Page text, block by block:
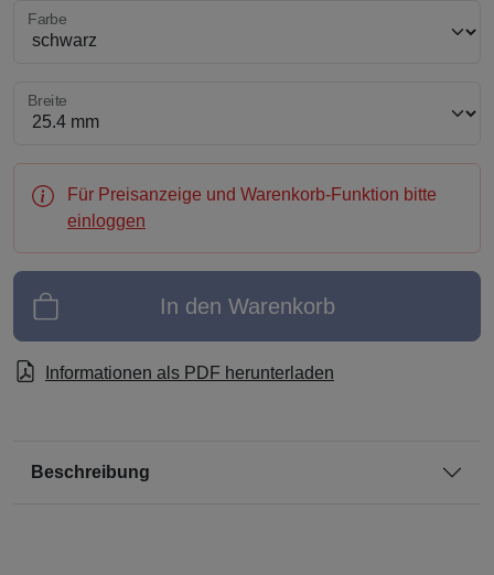
Farbe wählen
Farbe
Breite wählen
Breite
Für Preisanzeige und Warenkorb-Funktion bitte
einloggen
In den Warenkorb
Informationen als PDF herunterladen
Beschreibung